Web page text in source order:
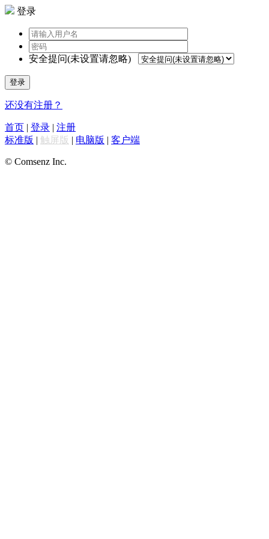
登录
安全提问(未设置请忽略)
登录
还没有注册？
首页 | 登录 | 注册
标准版 | 触屏版 | 电脑版 | 客户端
© Comsenz Inc.